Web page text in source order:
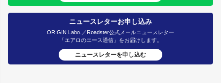
ニュースレターお申し込み
ORIGIN Labo.／Roadster公式メールニュースレター
「エアロのエース通信」をお届けします。
ニュースレターを申し込む